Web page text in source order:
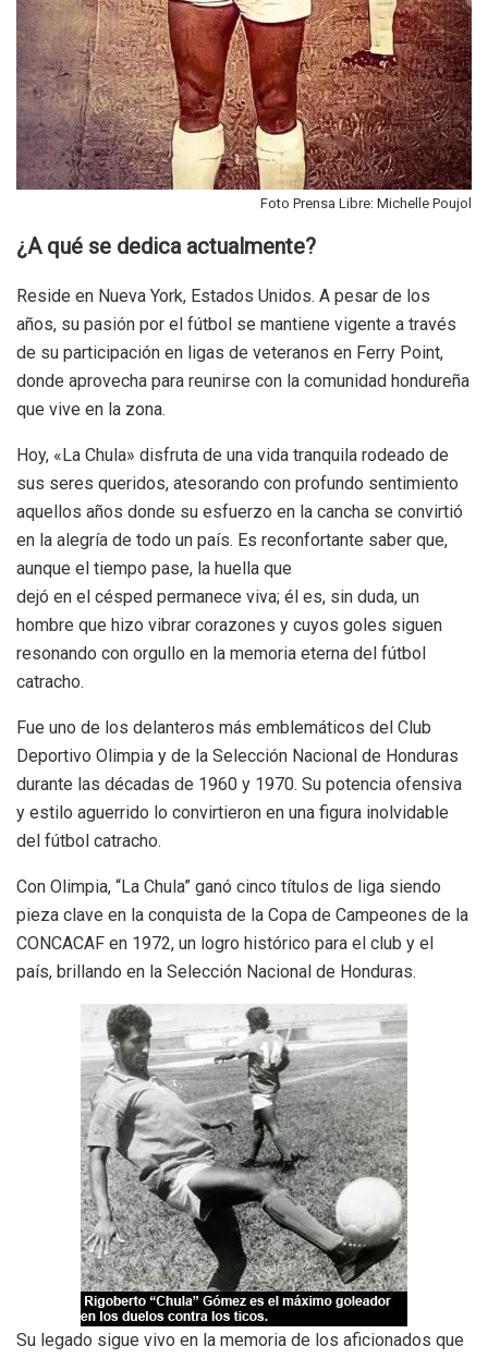
Foto Prensa Libre: Michelle Poujol
¿A qué se dedica actualmente?
Reside en Nueva York, Estados Unidos. A pesar de los
años, su pasión por el fútbol se mantiene vigente a través
de su participación en ligas de veteranos en Ferry Point,
donde aprovecha para reunirse con la comunidad hondureña
que vive en la zona.
Hoy, «La Chula» disfruta de una vida tranquila rodeado de
sus seres queridos, atesorando con profundo sentimiento
aquellos años donde su esfuerzo en la cancha se convirtió
en la alegría de todo un país. Es reconfortante saber que,
aunque el tiempo pase, la huella que
dejó en el césped permanece viva; él es, sin duda, un
hombre que hizo vibrar corazones y cuyos goles siguen
resonando con orgullo en la memoria eterna del fútbol
catracho.
Fue uno de los delanteros más emblemáticos del Club
Deportivo Olimpia y de la Selección Nacional de Honduras
durante las décadas de 1960 y 1970. Su potencia ofensiva
y estilo aguerrido lo convirtieron en una figura inolvidable
del fútbol catracho.
Con Olimpia, “La Chula” ganó cinco títulos de liga siendo
pieza clave en la conquista de la Copa de Campeones de la
CONCACAF en 1972, un logro histórico para el club y el
país, brillando en la Selección Nacional de Honduras.
Su legado sigue vivo en la memoria de los aficionados que